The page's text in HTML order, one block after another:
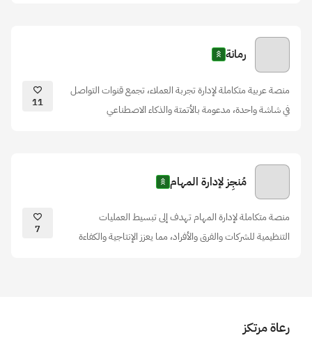
رمانة
منصة عربية متكاملة لإدارة تجربة العملاء، تجمع قنوات التواصل
في شاشة واحدة، مدعومة بالأتمتة والذكاء الاصطناعي
11
مُنجِز لإدارة المهام
منصة متكاملة لإدارة المهام تهدف إلى تبسيط العمليات
التنظيمية للشركات والفرق والأفراد، مما يعزز الإنتاجية والكفاءة
7
رعاة مرتكز